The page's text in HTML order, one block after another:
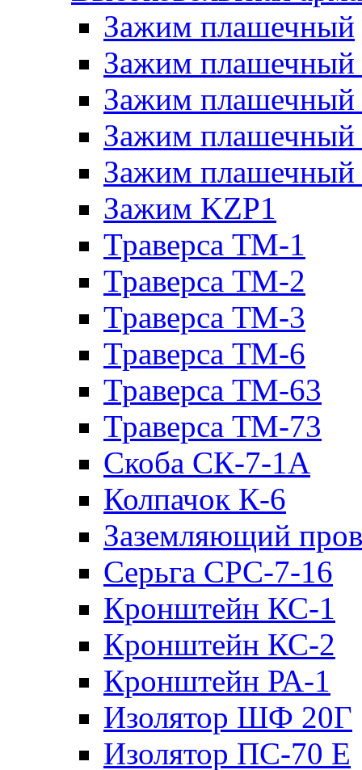
Зажим плашечный
Зажим плашечный
Зажим
Зажим
Зажим
Зажим KZP1
Траверса ТМ-1
Траверса ТМ-2
Траверса ТМ-3
Траверса ТМ-6
Траверса ТМ-63
Траверса ТМ-73
Скоба СК-7-1А
Колпачок К-6
Заземляющий
Серьга СРС-7-16
Кронштейн КС-1
Кронштейн КС-2
Кронштейн РА-1
Изолятор ШФ 20Г
Изолятор ПС-70 Е